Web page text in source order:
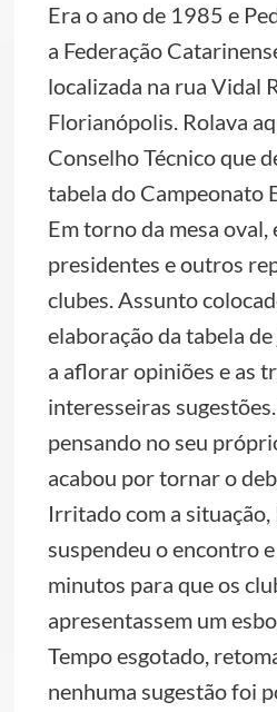
Era o ano de 1985 e
a Federação
localizada na rua Vidal
Florianópolis. Rolava
Conselho Técnico que
tabela do Campeonato
Em torno da mesa oval,
presidentes e outros
clubes. Assunto
elaboração da tabela
a aflorar opiniões e as
interesseiras
pensando no seu
acabou por tornar o
Irritado com a situação,
suspendeu o encontro
minutos para que os
apresentassem um
Tempo esgotado,
nenhuma sugestão foi